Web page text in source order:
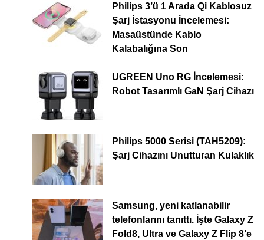
Philips 3’ü 1 Arada Qi Kablosuz
Şarj İstasyonu İncelemesi:
Masaüstünde Kablo
Kalabalığına Son
UGREEN Uno RG İncelemesi:
Robot Tasarımlı GaN Şarj Cihazı
Philips 5000 Serisi (TAH5209):
Şarj Cihazını Unutturan Kulaklık
Samsung, yeni katlanabilir
telefonlarını tanıttı. İşte Galaxy Z
Fold8, Ultra ve Galaxy Z Flip 8’e